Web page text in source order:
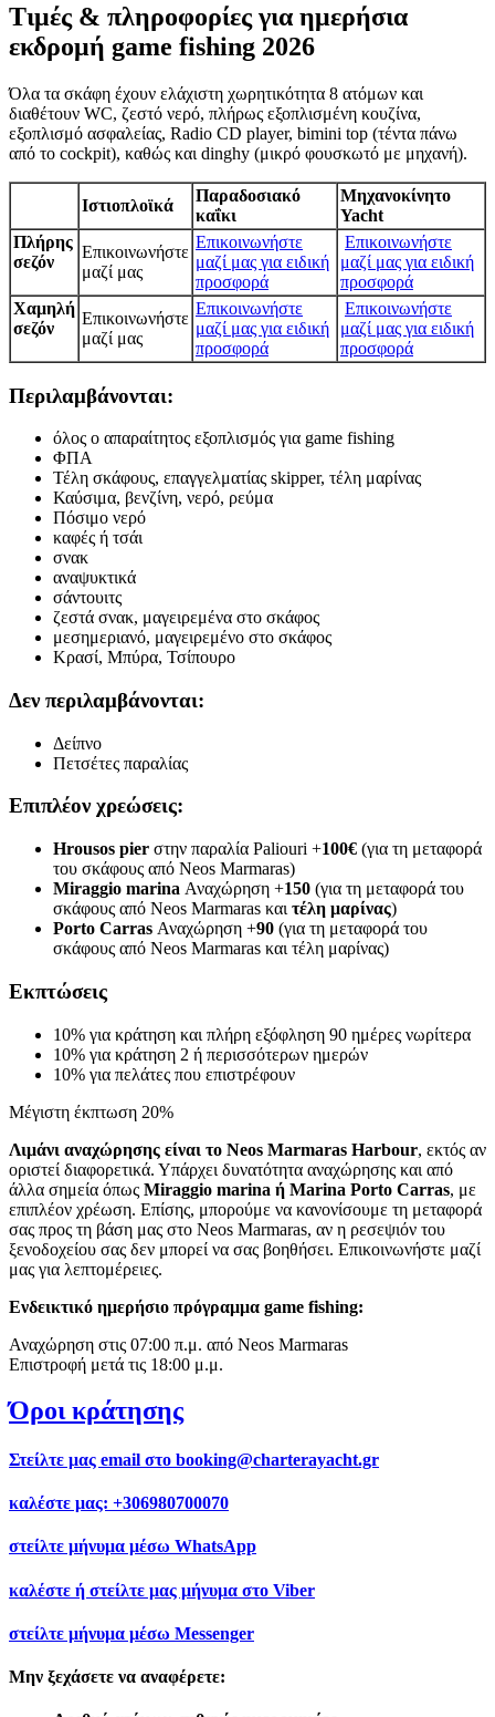
Τιμές & πληροφορίες για ημερήσια
εκδρομή game fishing 2026
Όλα τα σκάφη έχουν ελάχιστη χωρητικότητα 8 ατόμων και
διαθέτουν WC, ζεστό νερό, πλήρως εξοπλισμένη κουζίνα,
εξοπλισμό ασφαλείας, Radio CD player, bimini top (τέντα πάνω
από το cockpit), καθώς και dinghy (μικρό φουσκωτό με μηχανή).
Ιστιοπλοϊκά
Παραδοσιακό
καΐκι
Μηχανοκίνητο
Yacht
Πλήρης
σεζόν
Επικοινωνήστε
μαζί μας
Επικοινωνήστε
μαζί μας για ειδική
προσφορά
Επικοινωνήστε
μαζί μας για ειδική
προσφορά
Χαμηλή
σεζόν
Επικοινωνήστε
μαζί μας
Επικοινωνήστε
μαζί μας για ειδική
προσφορά
Επικοινωνήστε
μαζί μας για ειδική
προσφορά
Περιλαμβάνονται:
όλος ο απαραίτητος εξοπλισμός για game fishing
ΦΠΑ
Τέλη σκάφους, επαγγελματίας skipper, τέλη μαρίνας
Καύσιμα, βενζίνη, νερό, ρεύμα
Πόσιμο νερό
καφές ή τσάι
σνακ
αναψυκτικά
σάντουιτς
ζεστά σνακ, μαγειρεμένα στο σκάφος
μεσημεριανό, μαγειρεμένο στο σκάφος
Κρασί, Μπύρα, Τσίπουρο
Δεν περιλαμβάνονται:
Δείπνο
Πετσέτες παραλίας
Επιπλέον χρεώσεις:
Hrousos pier στην παραλία Paliouri +100€ (για τη μεταφορά
του σκάφους από Neos Marmaras)
Miraggio marina Αναχώρηση +150 (για τη μεταφορά του
σκάφους από Neos Marmaras και τέλη μαρίνας)
Porto Carras Αναχώρηση +90 (για τη μεταφορά του
σκάφους από Neos Marmaras και τέλη μαρίνας)
Εκπτώσεις
10% για κράτηση και πλήρη εξόφληση 90 ημέρες νωρίτερα
10% για κράτηση 2 ή περισσότερων ημερών
10% για πελάτες που επιστρέφουν
Μέγιστη έκπτωση 20%
Λιμάνι αναχώρησης είναι το Neos Marmaras Harbour, εκτός αν
οριστεί διαφορετικά. Υπάρχει δυνατότητα αναχώρησης και από
άλλα σημεία όπως Miraggio marina ή Marina Porto Carras, με
επιπλέον χρέωση. Επίσης, μπορούμε να κανονίσουμε τη μεταφορά
σας προς τη βάση μας στο Neos Marmaras, αν η ρεσεψιόν του
ξενοδοχείου σας δεν μπορεί να σας βοηθήσει. Επικοινωνήστε μαζί
μας για λεπτομέρειες.
Ενδεικτικό ημερήσιο πρόγραμμα game fishing:
Αναχώρηση στις 07:00 π.μ. από Neos Marmaras
Επιστροφή μετά τις 18:00 μ.μ.
Όροι κράτησης
Στείλτε μας email στο booking@charterayacht.gr
καλέστε μας: +306980700070
στείλτε μήνυμα μέσω WhatsApp
καλέστε ή στείλτε μας μήνυμα στο Viber
στείλτε μήνυμα μέσω Messenger
Μην ξεχάσετε να αναφέρετε: